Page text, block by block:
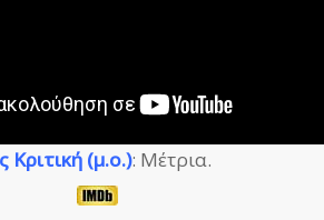
Κριτική (μ.ο.): Μέτρια.